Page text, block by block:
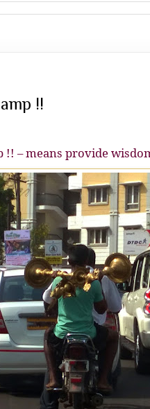
!!
!! – means provide